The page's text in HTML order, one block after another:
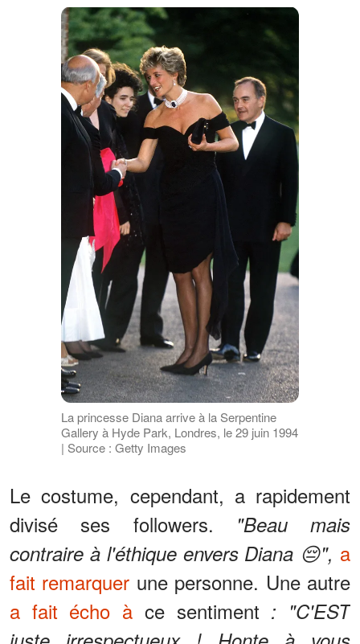
La princesse Diana arrive à la Serpentine
Gallery à Hyde Park, Londres, le 29 juin 1994
| Source : Getty Images
Le costume, cependant, a rapidement
divisé ses followers.
"Beau mais
contraire à l'éthique envers Diana 😔", a
fait remarquer une personne. Une autre
a fait écho à ce sentiment : "C'EST